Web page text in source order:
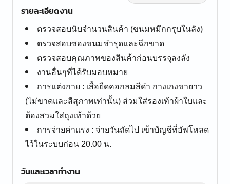
รายละเอียดงาน
ตรวจสอบนับจำนวนสินค้า (ขนมหมึกกรุบในลัง)
ตรวจสอบซองขนมชำรุดและฉีกขาด
ตรวจสอบคุณภาพของสินค้าก่อนบรรจุลงลัง
งานอื่นๆที่ได้รับมอบหมาย
การแต่งกาย : เสื้อยืดคอกลมสีดำ กางเกงขายาว
(ไม่ขาดและสีสุภาพเท่านั้น) ส่วมใส่รองเท้าผ้าใบและ
ต้องสวมใส่ถุงเท้าด้วย
การจ่ายค่าแรง : จ่ายวันถัดไป เข้าบัญชีที่อัพโหลด
ไว้ในระบบก่อน 20.00 น.
วันและเวลาทำงาน